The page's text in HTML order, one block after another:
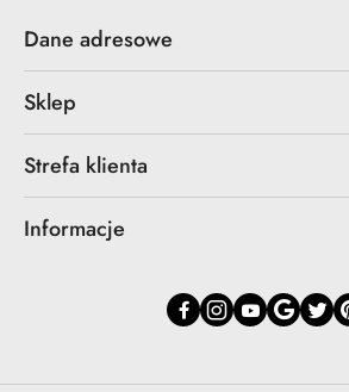
Dane adresowe
Sklep
Strefa klienta
Informacje